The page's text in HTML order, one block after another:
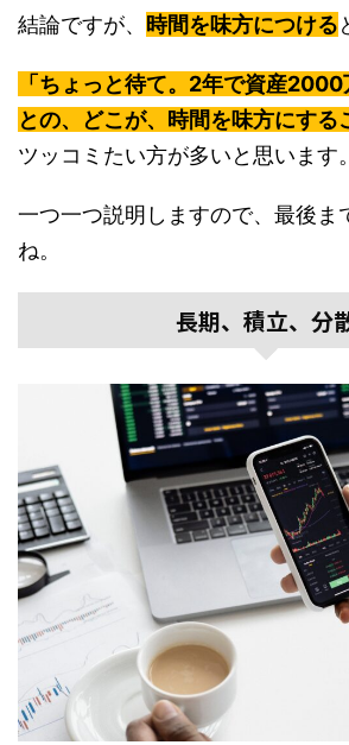
結論ですが、 時間を味方につける
「ちょっと待て。2年で資産2000
との、どこが、時間を味方にする
ツッコミたい方が多いと思います。
一つ一つ説明しますので、最後ま
ね。
長期、積立、分